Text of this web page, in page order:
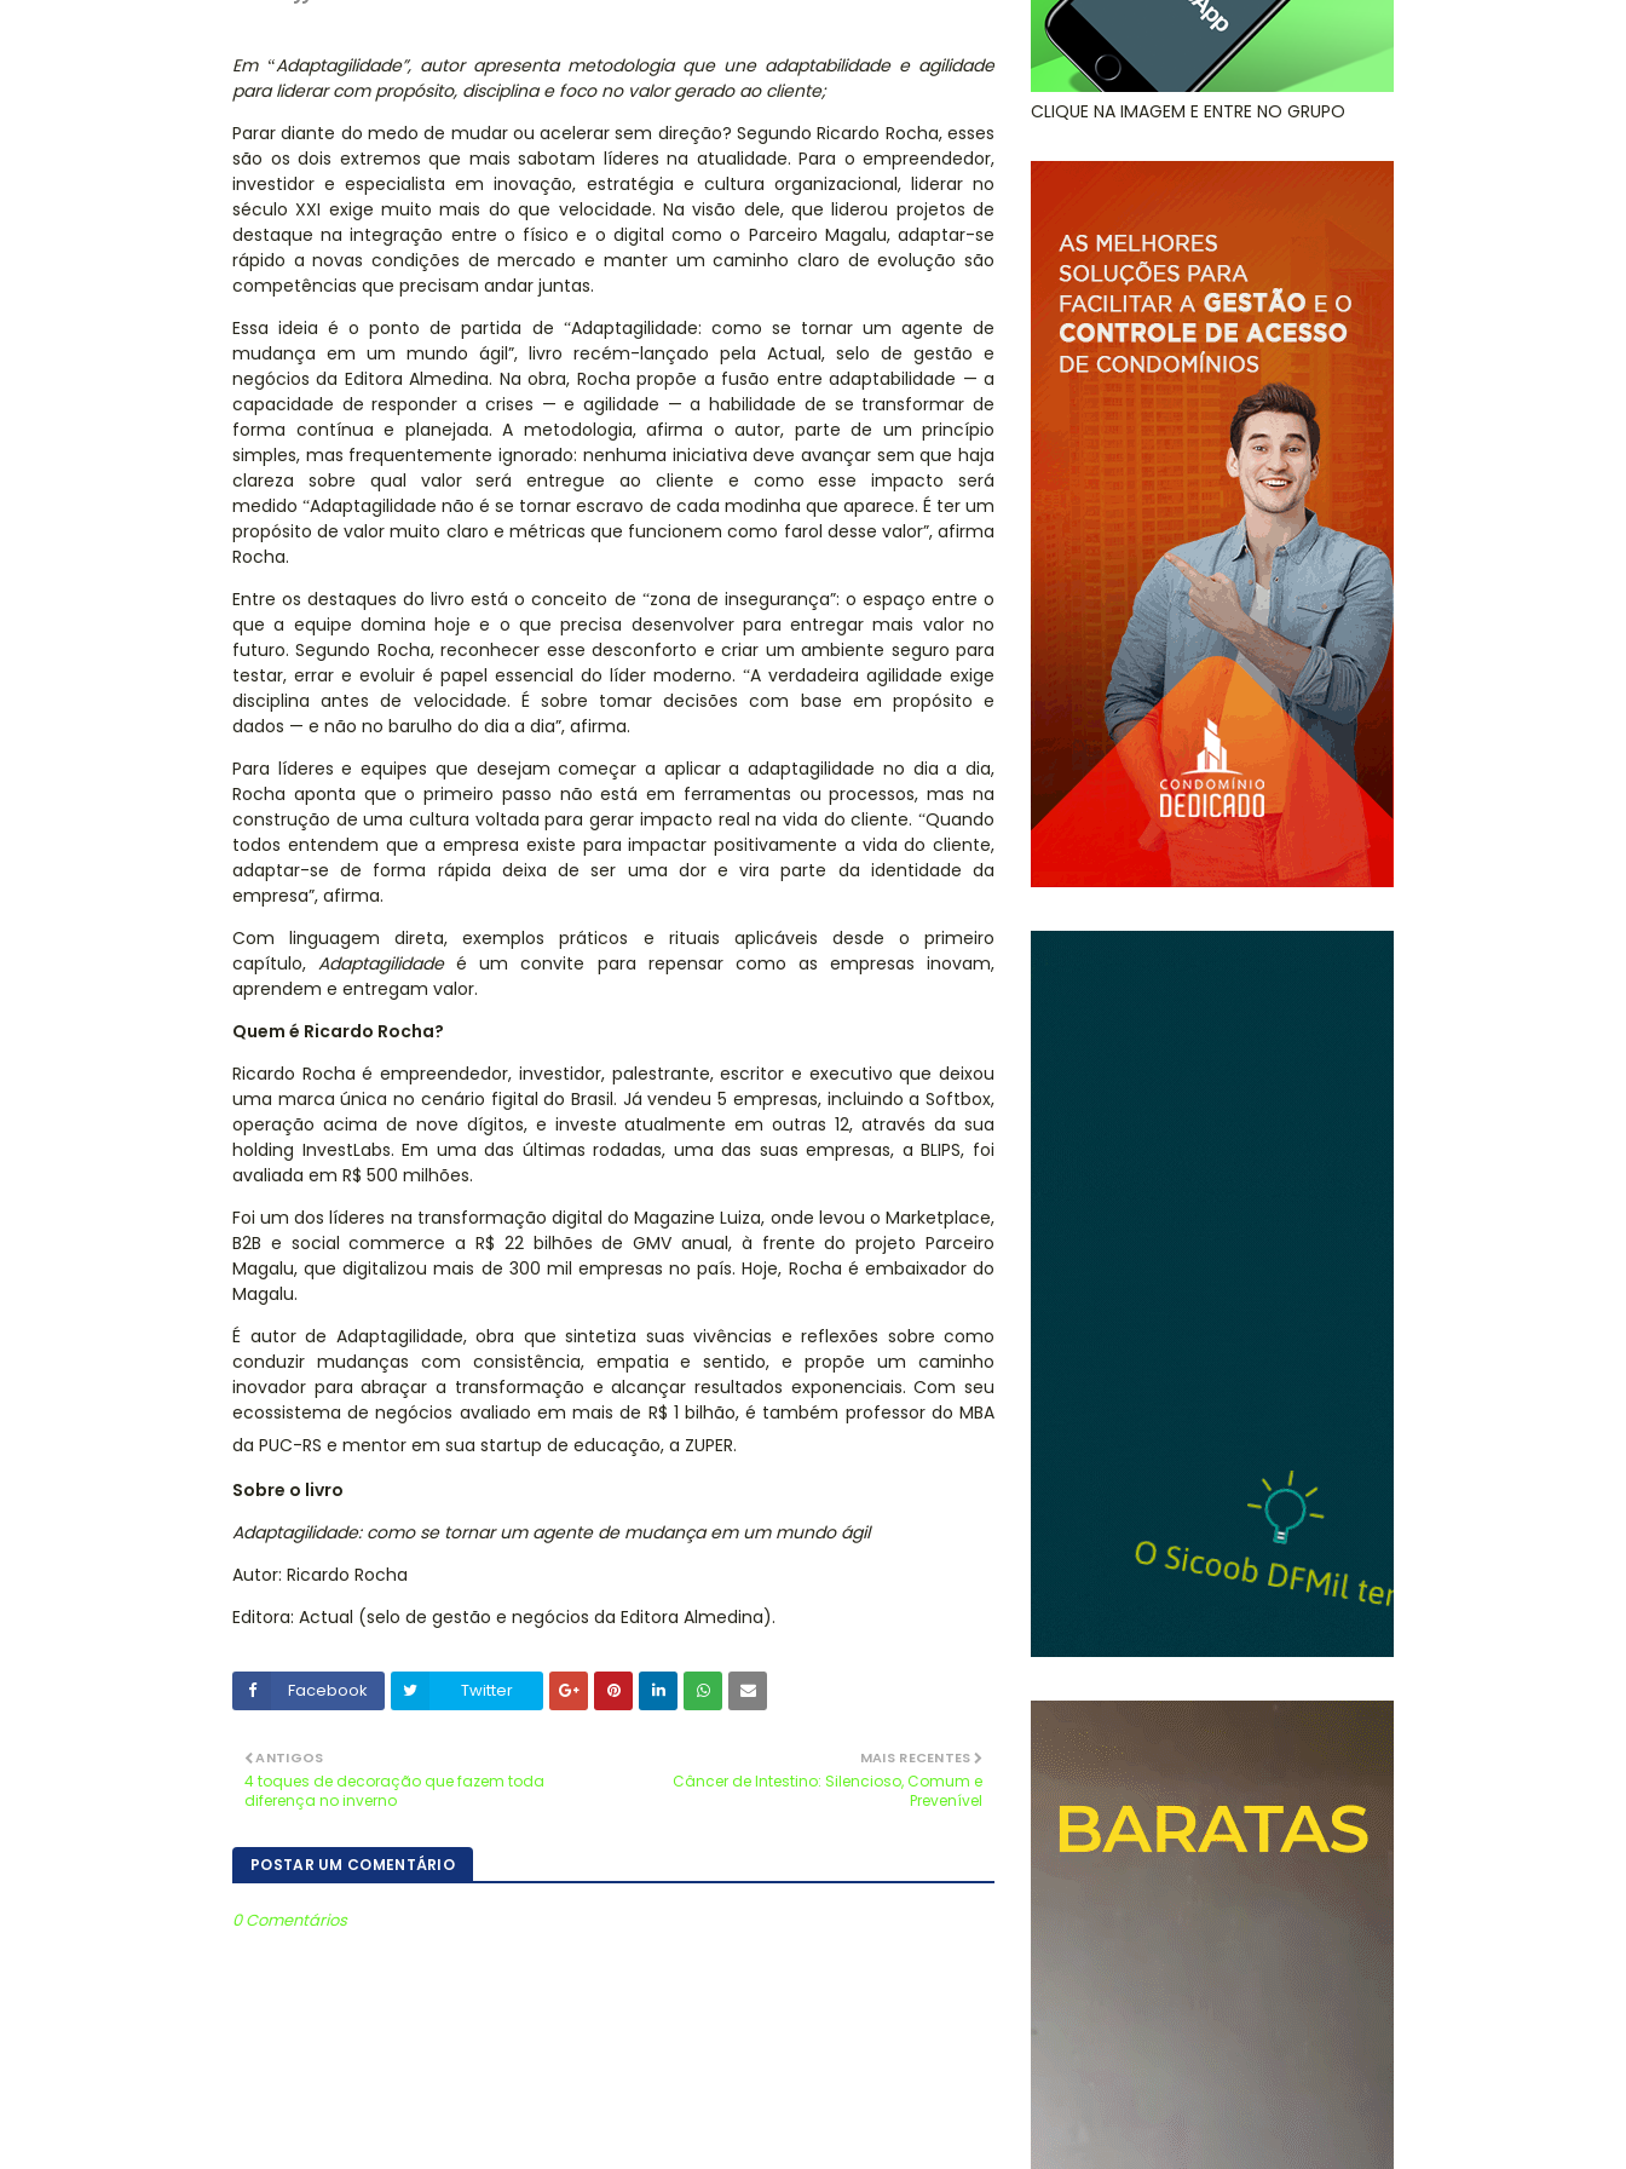
Em “Adaptagilidade”, autor apresenta metodologia que une adaptabilidade e agilidade
para liderar com propósito, disciplina e foco no valor gerado ao cliente;
Parardiante do medo de mudar ou acelerar sem direção? SegundoRicardo Rocha, esses
são os dois extremos que mais sabotam líderes na atualidade. Para o empreendedor,
investidor e especialista eminovação, estratégia e cultura organizacional, liderar no
século XXI exige muito mais do que velocidade. Na visão dele, que liderou projetos de
destaque na integração entre o físico e o digital como o Parceiro Magalu, adaptar-se
rápido a novas condições de mercado e manter um caminho claro de evolução são
competências que precisam andar juntas.
Essa ideiaéo ponto de partida de “Adaptagilidade: como se tornar um agente de
mudança em um mundo ágil”, livro recém-lançado pela Actual, selo de gestão e
negócios da Editora Almedina. Na obra, Rocha propõe a fusão entre adaptabilidade —a
capacidade de responder a crises —e agilidade —a habilidade de se transformar de
forma contínua e planejada. A metodologia, afirma o autor, parte de um princípio
simples, mas frequentemente ignorado: nenhuma iniciativa deve avançar sem que haja
clareza sobre qual valor será entregue ao cliente e como esse impacto será
medido “Adaptagilidade nãoése tornar escravo de cada modinha que aparece. É ter um
propósito de valor muito claro e métricas que funcionem como farol desse valor”,afirma
Rocha.
Entre os destaques do livro está o conceito de “zona de insegurança”: o espaço entre o
que a equipe domina hoje e o que precisa desenvolver para entregar mais valor no
futuro. Segundo Rocha, reconhecer esse desconforto e criar um ambiente seguro para
testar, errar e evoluir é papel essencial do líder moderno. “A verdadeira agilidade exige
disciplina antes de velocidade. É sobre tomar decisões com base em propósito e
dados — e não no barulho do dia a dia”, afirma.
Para líderes e equipes que desejam começar a aplicar a adaptagilidade no dia a dia,
Rocha aponta que o primeiro passo não está em ferramentas ou processos, mas na
construção de uma cultura voltada para gerar impacto real na vida do cliente. “Quando
todos entendem que a empresa existe para impactar positivamente a vida do cliente,
adaptar-se de forma rápida deixa de ser uma dor e vira parte da identidade da
empresa”, afirma.
Com linguagem direta, exemplos práticos e rituais aplicáveis desde o primeiro
capítulo,Adaptagilidadeé um convite para repensar como as empresas inovam,
aprendem e entregam valor.
Quem é Ricardo Rocha?
Ricardo Rocha é empreendedor, investidor, palestrante, escritor e executivo que deixou
uma marca única no cenário figital do Brasil. Já vendeu 5 empresas, incluindo a Softbox,
operação acima de nove dígitos,e investe atualmente em outras 12, através da sua
holding InvestLabs. Em uma das últimas rodadas, uma das suas empresas, a BLIPS, foi
avaliada em R$ 500 milhões.
Foi um dos líderes na transformação digital do Magazine Luiza, onde levou o Marketplace,
B2B e social commerce a R$ 22 bilhões de GMV anual, à frente do projeto Parceiro
Magalu, que digitalizou mais de 300 mil empresas no país. Hoje, Rocha é embaixador do
Magalu.
É autor de Adaptagilidade, obra que sintetiza suas vivências e reflexões sobre como
conduzir mudanças com consistência, empatia e sentido, epropõe um caminho
inovador para abraçar a transformação e alcançar resultados exponenciais. Com seu
ecossistema de negócios avaliado em mais de R$ 1 bilhão, é também professor do MBA
da PUC-RS e mentor em sua startup de educação, a ZUPER.
Sobre o livro
Adaptagilidade: como se tornar um agente de mudança em um mundo ágil
Autor: Ricardo Rocha
Editora: Actual (selo de gestão e negócios da Editora Almedina).
Facebook Twitter
MAIS RECENTES
Câncer de Intestino: Silencioso, Comum e
Prevenível
ANTIGOS
4 toques de decoração que fazem toda
diferença no inverno
POSTAR UM COMENTÁRIO
0 Comentários
CLIQUE NA IMAGEM E ENTRE NO GRUPO